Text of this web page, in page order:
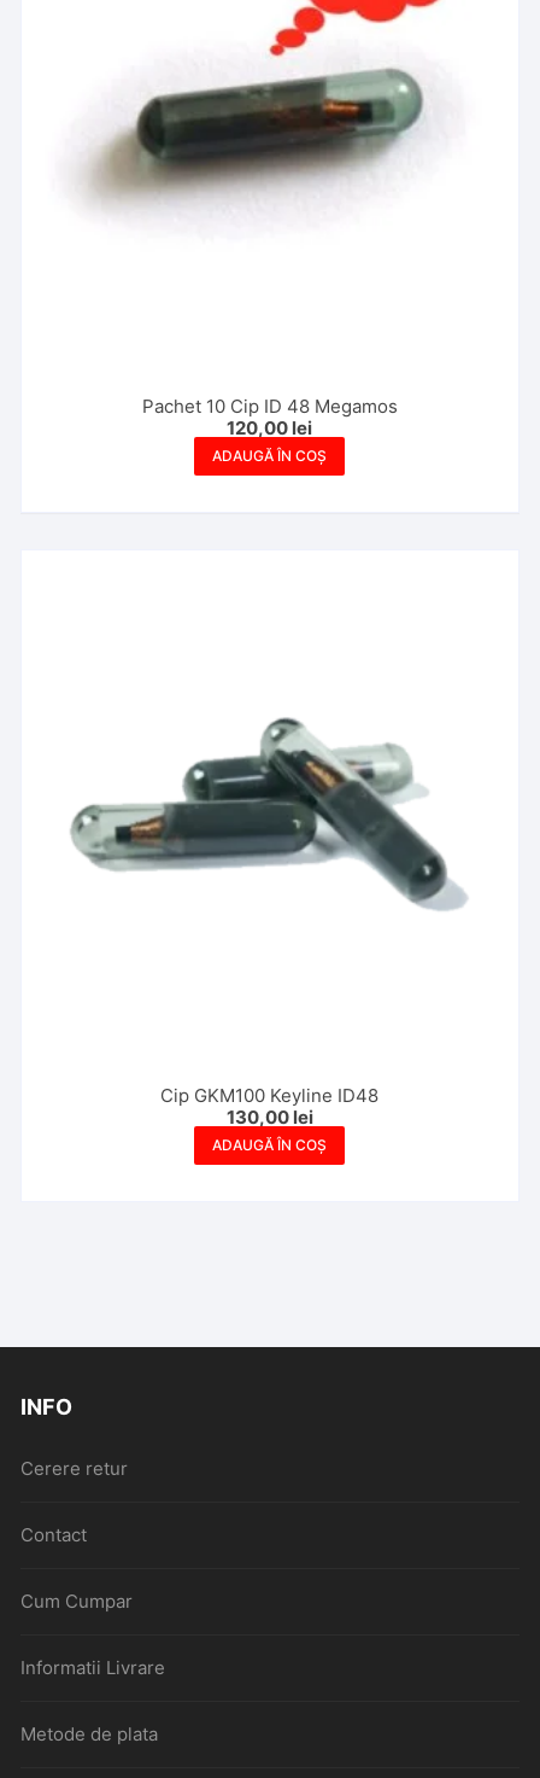
Pachet 10 Cip ID 48 Megamos
120,00 lei
ADAUGĂ ÎN COȘ
Cip GKM100 Keyline ID48
130,00 lei
ADAUGĂ ÎN COȘ
INFO
Cerere retur
Contact
Cum Cumpar
Informatii Livrare
Metode de plata